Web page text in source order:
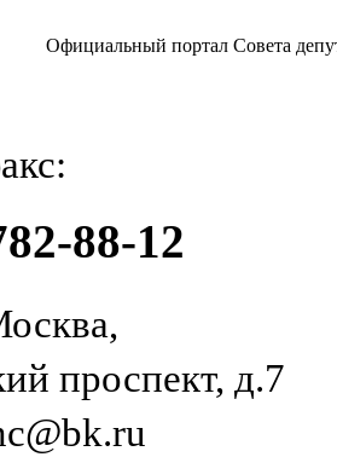
Официальный портал Совета
88-12
проспект, д.7